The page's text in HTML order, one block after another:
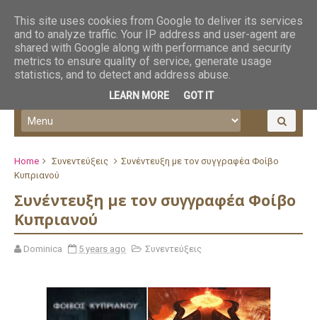
Home Συνεντεύξεις
Συνέντευξη με τον συγγραφέα Φοίβο
Κυπριανού
Συνέντευξη με τον συγγραφέα Φοίβο
Κυπριανού
Dominica 5 years ago Συνεντεύξεις
This site uses cookies from Google to deliver its services
and to analyze traffic. Your IP address and user-agent are
shared with Google along with performance and security
metrics to ensure quality of service, generate usage
statistics, and to detect and address abuse.
LEARN MORE GOT IT